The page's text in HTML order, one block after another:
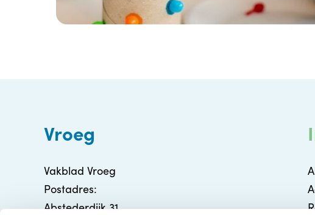
Vroeg
Vakblad Vroeg
Postadres:
Abstederdijk 31